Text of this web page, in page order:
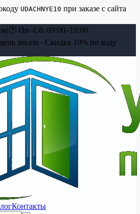
UDACHNYE10 при заказе с сайта
|🕐 Пн–Сб: 09:00–19:00
заказа · Скидка 10% по коду
Контакты